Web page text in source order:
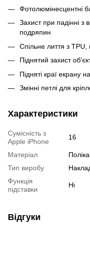
Фотолюмінесцентні
Захист при падінні з
подряпин
Спільне лиття з
Піднятий захист
Підняті краї екрану
Змінні петлі для
Характеристики
Сумісність з
Apple iPhone
16
Матеріал
Тип виробу
Функція
підставки
Ні
Відгуки